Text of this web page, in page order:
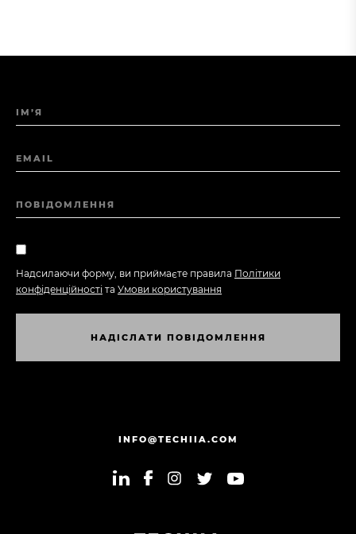
ІМ’Я
EMAIL
ПОВІДОМЛЕННЯ
Надсилаючи форму, ви приймаєте правила Політики
конфіденційності та Умови користування
НАДІ СЛ АТИ П ОВІ ДОМ Л ЕННЯ
INFO@TECHIIA.COM